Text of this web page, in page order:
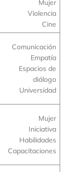
Mujer
Violencia
Cine
Comunicación
Empatía
Espacios de
diálogo
Universidad
Mujer
Iniciativa
Habilidades
Capacitaciones